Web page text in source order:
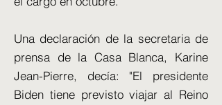
Una declaración de la secretaria de
prensa de la Casa Blanca, Karine
Jean-Pierre, decía: "El presidente
Biden tiene previsto viajar al Reino